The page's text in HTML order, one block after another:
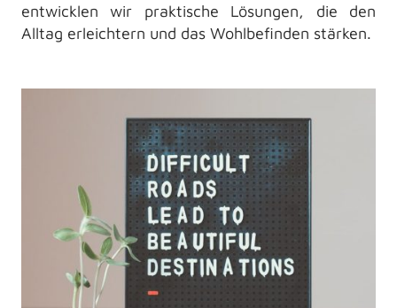
entwicklen wir praktische Lösungen, die den
Alltag erleichtern und das Wohlbefinden stärken.